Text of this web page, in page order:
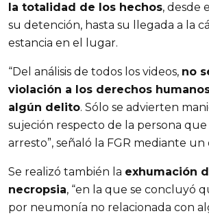
la totalidad de los hechos, desde
su detención, hasta su llegada a la
estancia en el lugar.
“Del análisis de todos los videos, no
violación a los derechos
algún delito. Sólo se advierten
sujeción respecto de la persona que
arresto”, señaló la FGR mediante
Se realizó también la exhumación
necropsia, “en la que se concluyó
por neumonía no relacionada con